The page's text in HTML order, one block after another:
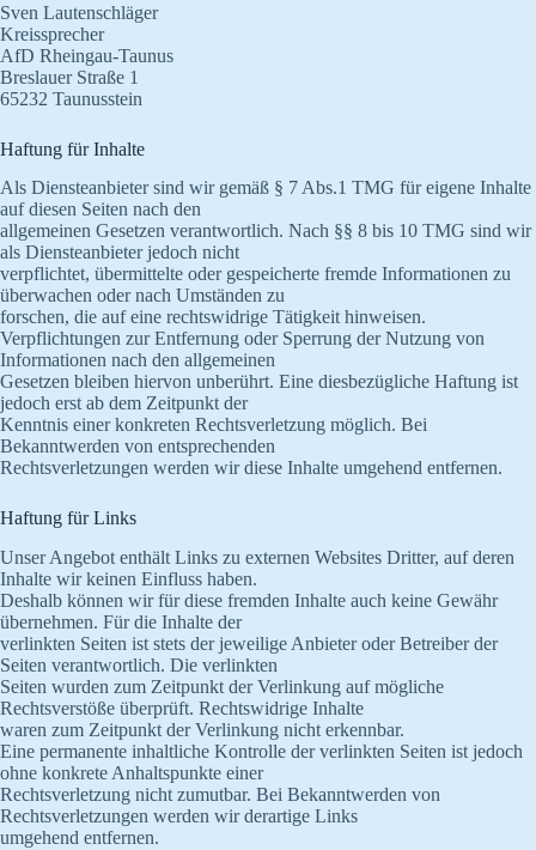
Sven Lautenschläger
Kreissprecher
AfD Rheingau-Taunus
Breslauer Straße 1
65232 Taunusstein
Haftung für Inhalte
Als Diensteanbieter sind wir gemäß § 7 Abs.1 TMG für eigene Inhalte
auf diesen Seiten nach den
allgemeinen Gesetzen verantwortlich. Nach §§ 8 bis 10 TMG sind wir
als Diensteanbieter jedoch nicht
verpflichtet, übermittelte oder gespeicherte fremde Informationen zu
überwachen oder nach Umständen zu
forschen, die auf eine rechtswidrige Tätigkeit hinweisen.
Verpflichtungen zur Entfernung oder Sperrung der Nutzung von
Informationen nach den allgemeinen
Gesetzen bleiben hiervon unberührt. Eine diesbezügliche Haftung ist
jedoch erst ab dem Zeitpunkt der
Kenntnis einer konkreten Rechtsverletzung möglich. Bei
Bekanntwerden von entsprechenden
Rechtsverletzungen werden wir diese Inhalte umgehend entfernen.
Haftung für Links
Unser Angebot enthält Links zu externen Websites Dritter, auf deren
Inhalte wir keinen Einfluss haben.
Deshalb können wir für diese fremden Inhalte auch keine Gewähr
übernehmen. Für die Inhalte der
verlinkten Seiten ist stets der jeweilige Anbieter oder Betreiber der
Seiten verantwortlich. Die verlinkten
Seiten wurden zum Zeitpunkt der Verlinkung auf mögliche
Rechtsverstöße überprüft. Rechtswidrige Inhalte
waren zum Zeitpunkt der Verlinkung nicht erkennbar.
Eine permanente inhaltliche Kontrolle der verlinkten Seiten ist jedoch
ohne konkrete Anhaltspunkte einer
Rechtsverletzung nicht zumutbar. Bei Bekanntwerden von
Rechtsverletzungen werden wir derartige Links
umgehend entfernen.